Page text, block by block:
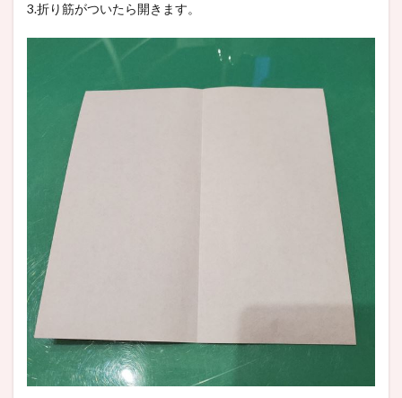
3.折り筋がついたら開きます。